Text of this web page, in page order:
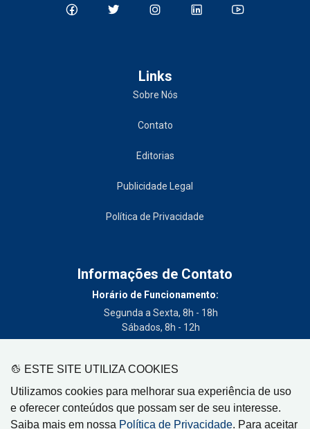
ESTE SITE UTILIZA COOKIES
Utilizamos cookies para melhorar sua experiência de uso
e oferecer conteúdos que possam ser de seu interesse.
Saiba mais em nossa Política de Privacidade. Para aceitar
Links
Sobre Nós
Contato
Editorias
Publicidade Legal
Política de Privacidade
Informações de Contato
Horário de Funcionamento:
Segunda a Sexta, 8h - 18h
Sábados, 8h - 12h
(19) 3404-3700
Circulação:
Limeira - SP, Artur Nogueira - SP, Cordeirópolis - SP,
Engenheiro Coelho - SP, Iracemápolis - SP